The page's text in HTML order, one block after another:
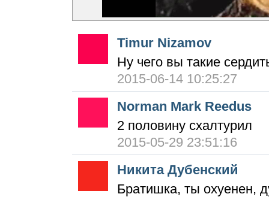
Timur Nizamov
Ну чего вы такие
2015-06-14 10:25:27
Norman Mark Reedus
2 половину схалтурил
2015-05-29 23:51:16
Никита Дубенский
Братишка, ты охуенен,